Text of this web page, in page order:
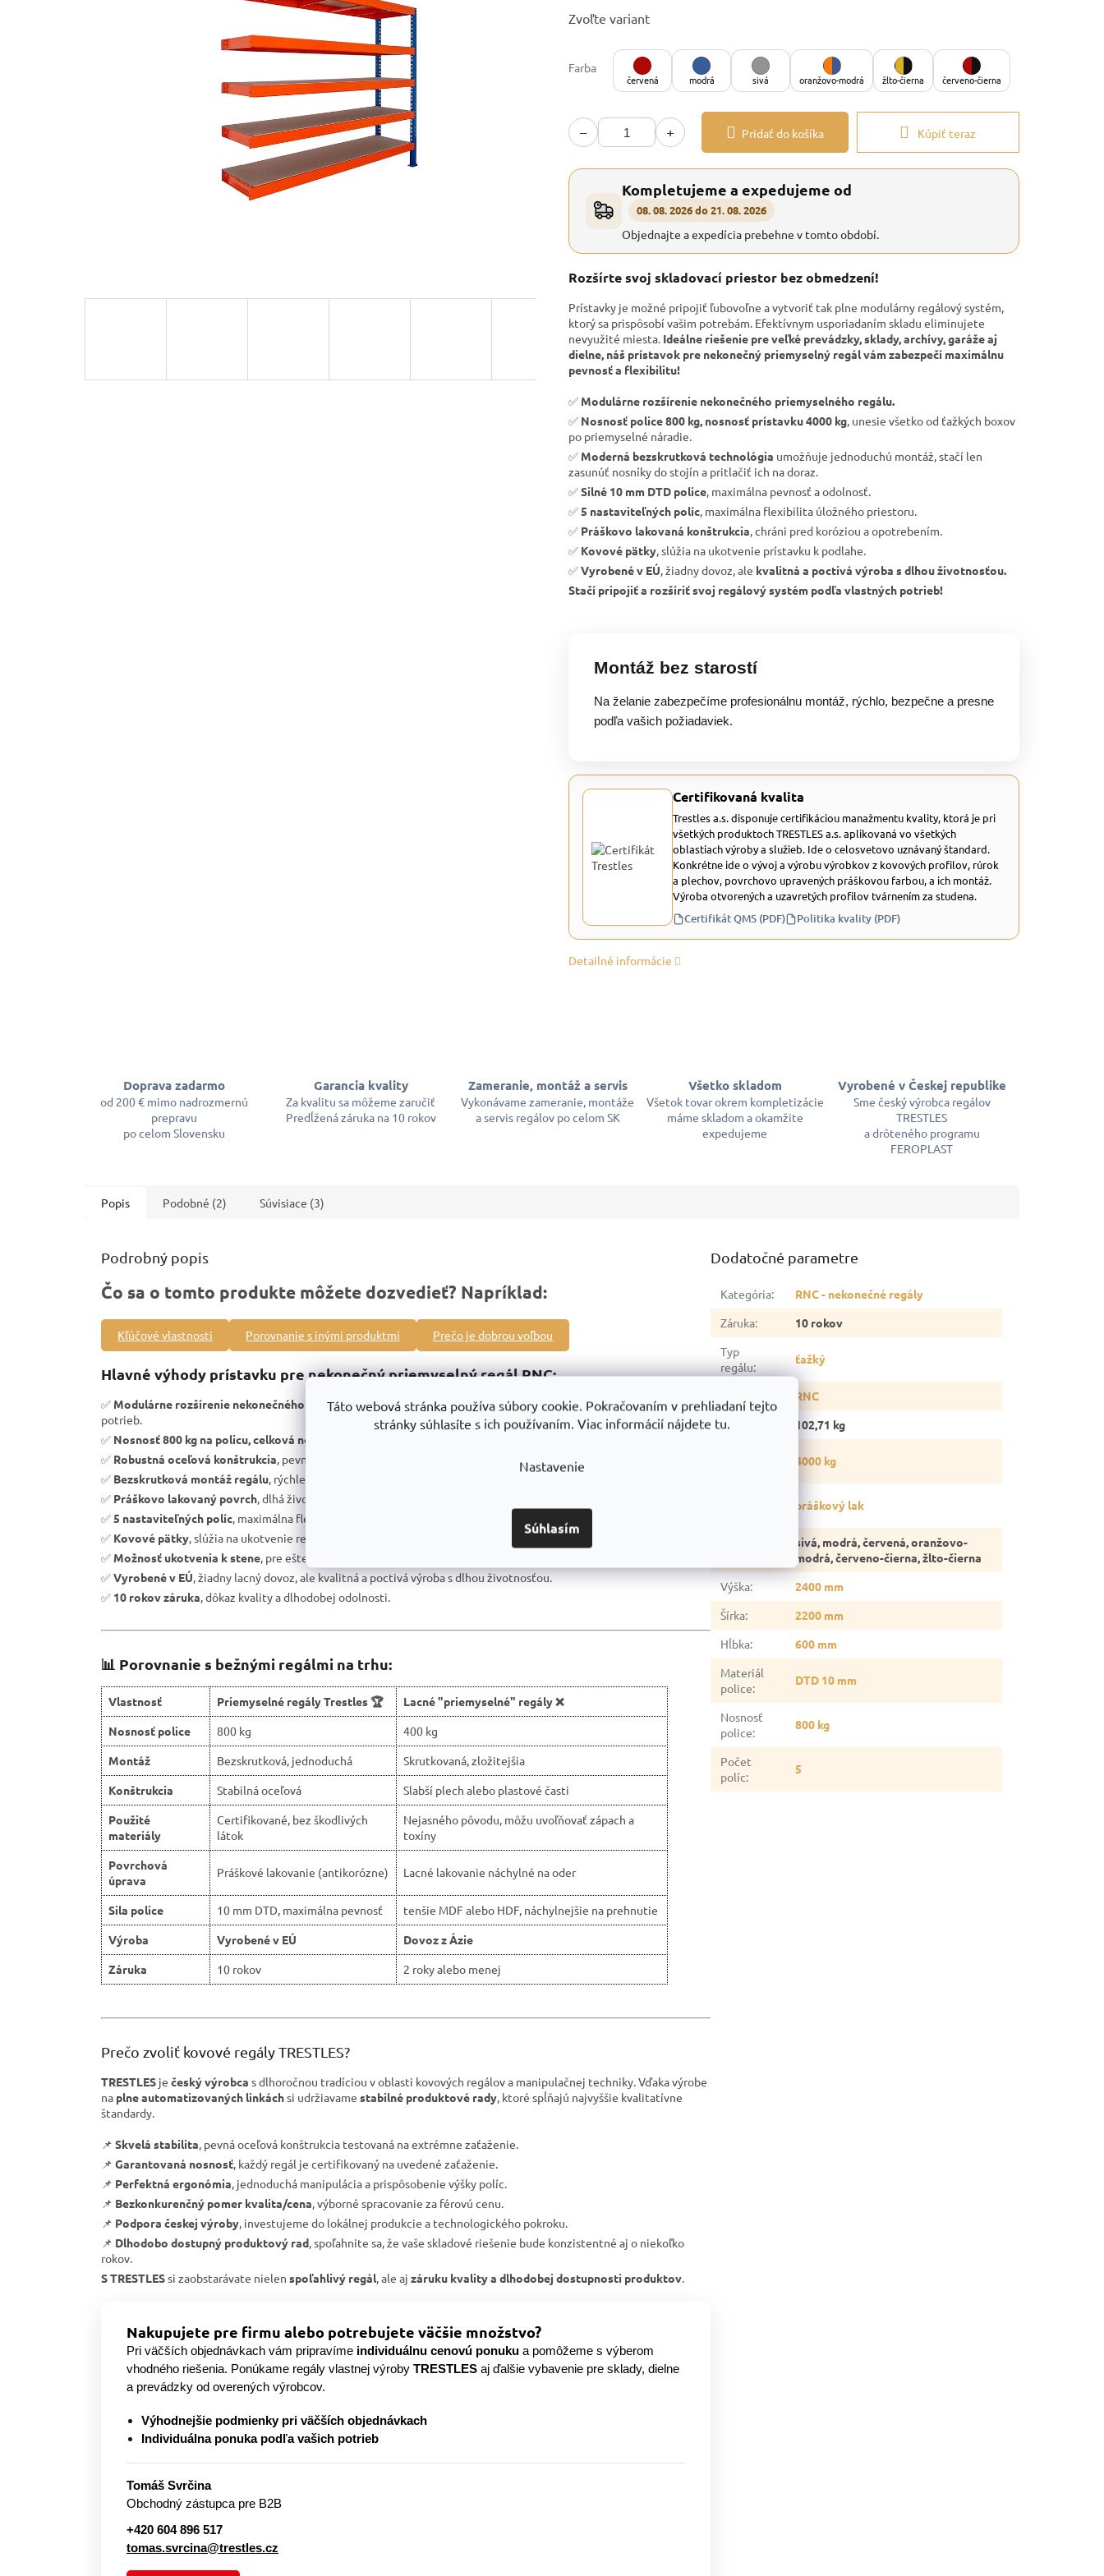
Táto webová stránka používa súbory cookie. Pokračovaním v prehliadaní tejto
stránky súhlasíte s ich používaním. Viac informácií nájdete tu.
Nastavenie
Súhlasím
cena:
Zvoľte variant
Farba
červená modrá sivá oranžovo-modrá žlto-čierna červeno-čierna
− + Pridať do košíka Kúpiť teraz
Kompletujeme a expedujeme od
08. 08. 2026 do 21. 08. 2026
Objednajte a expedícia prebehne v tomto období.
Rozšírte svoj skladovací priestor bez obmedzení!
Prístavky je možné pripojiť ľubovoľne a vytvoriť tak plne modulárny regálový systém,
ktorý sa prispôsobí vašim potrebám. Efektívnym usporiadaním skladu eliminujete
nevyužité miesta. Ideálne riešenie pre veľké prevádzky, sklady, archívy, garáže aj
dielne, náš prístavok pre nekonečný priemyselný regál vám zabezpečí maximálnu
pevnosť a flexibilitu!
✅ Modulárne rozšírenie nekonečného priemyselného regálu.
✅ Nosnosť police 800 kg, nosnosť prístavku 4000 kg, unesie všetko od ťažkých boxov
po priemyselné náradie.
✅ Moderná bezskrutková technológia umožňuje jednoduchú montáž, stačí len
zasunúť nosníky do stojín a pritlačiť ich na doraz.
✅Silné 10 mm DTD police, maximálna pevnosť a odolnosť.
✅5 nastaviteľných políc, maximálna flexibilita úložného priestoru.
✅ Práškovo lakovaná konštrukcia, chráni pred koróziou a opotrebením.
✅ Kovové pätky, slúžia na ukotvenie prístavku k podlahe.
✅Vyrobené v EÚ, žiadny dovoz, ale kvalitná a poctivá výroba s dlhou životnosťou.
Stačí pripojiť a rozšíriť svoj regálový systém podľa vlastných potrieb!
Montáž bez starostí
Na želanie zabezpečíme profesionálnu montáž, rýchlo, bezpečne a presne
podľa vašich požiadaviek.
Certifikovaná kvalita
Trestles a.s. disponuje certifikáciou manažmentu kvality, ktorá je pri
všetkých produktoch TRESTLES a.s. aplikovaná vo všetkých
oblastiach výroby a služieb. Ide o celosvetovo uznávaný štandard.
Konkrétne ide o vývoj a výrobu výrobkov z kovových profilov, rúrok
a plechov, povrchovo upravených práškovou farbou, a ich montáž.
Výroba otvorených a uzavretých profilov tvárnením za studena.
Certifikát QMS (PDF) Politika kvality (PDF)
Detailné informácie
Doprava zadarmo
od 200 € mimo nadrozmernú
prepravu
po celom Slovensku
Garancia kvality
Za kvalitu sa môžeme zaručiť
Predĺžená záruka na 10 rokov
Zameranie, montáž a servis
Vykonávame zameranie, montáže
a servis regálov po celom SK
Všetko skladom
Všetok tovar okrem kompletizácie
máme skladom a okamžite
expedujeme
Vyrobené v Českej republike
Sme český výrobca regálov
TRESTLES
a drôteného programu
FEROPLAST
Popis Podobné (2) Súvisiace (3)
Podrobný popis
Čo sa o tomto produkte môžete dozvedieť? Napríklad:
Kľúčové vlastnosti Porovnanie s inými produktmi Prečo je dobrou voľbou
Hlavné výhody prístavku pre nekonečný priemyselný regál RNC:
✅ Modulárne rozšírenie nekonečného priemyselného regálu, umožňuje zväčšenie regálovej zostavy podľa vašich
potrieb.
✅ Nosnosť 800 kg na policu, celková nosnosť 4000 kg
✅ Robustná oceľová konštrukcia, pevnosť a vysoká stabilita.
✅ Bezskrutková montáž regálu, rýchle zostavenie bez nutnosti použitia náradia.
✅ Práškovo lakovaný povrch, dlhá životnosť a ochrana proti korózii.
✅5 nastaviteľných políc, maximálna flexibilita úložného priestoru.
✅ Kovové pätky, slúžia na ukotvenie regálu k podlahe.
✅ Možnosť ukotvenia k stene, pre ešte väčšiu bezpečnosť.
✅Vyrobené v EÚ, žiadny lacný dovoz, ale kvalitná a poctivá výroba s dlhou životnosťou.
✅ 10 rokov záruka, dôkaz kvality a dlhodobej odolnosti.
📊 Porovnanie s bežnými regálmi na trhu:
Vlastnosť Priemyselné regály Trestles 🏆
Lacné "priemyselné" regály ❌
Nosnosť police
800 kg
400 kg
Montáž
Bezskrutková, jednoduchá
Skrutkovaná, zložitejšia
Konštrukcia
Stabilná oceľová
Slabší plech alebo plastové časti
Použité
materiály
Certifikované, bez škodlivých
látok
Nejasného pôvodu, môžu uvoľňovať zápach a
toxíny
Povrchová
úprava
Práškové lakovanie (antikorózne) Lacné lakovanie náchylné na oder
Sila police 10 mm DTD, maximálna pevnosť
tenšie MDF alebo HDF, náchylnejšie na prehnutie
Výroba
Vyrobené v EÚ
Dovoz z Ázie
Záruka
10 rokov 2 roky alebo menej
Prečo zvoliť kovové regály TRESTLES?
TRESTLES je český výrobca s dlhoročnou tradíciou v oblasti kovových regálov a manipulačnej techniky. Vďaka výrobe
na plne automatizovaných linkáchsi udržiavame stabilné produktové rady, ktoré spĺňajú najvyššie kvalitatívne
štandardy.
📌 Skvelá stabilita, pevná oceľová konštrukcia testovaná na extrémne zaťaženie.
📌 Garantovaná nosnosť, každý regál je certifikovaný na uvedené zaťaženie.
📌 Perfektná ergonómia, jednoduchá manipulácia a prispôsobenie výšky políc.
📌 Bezkonkurenčný pomer kvalita/cena, výborné spracovanie za férovú cenu.
📌 Podpora českej výroby, investujeme do lokálnej produkcie a technologického pokroku.
📌 Dlhodobo dostupný produktový rad, spoľahnite sa, že vaše skladové riešenie bude konzistentné aj o niekoľko
rokov.
S TRESTLESsi zaobstarávate nielen spoľahlivý regál, ale aj záruku kvality a dlhodobej dostupnosti produktov.
Nakupujete pre firmu alebo potrebujete väčšie množstvo?
Pri väčších objednávkach vám pripravíme individuálnu cenovú ponuku a pomôžeme s výberom
vhodného riešenia. Ponúkame regály vlastnej výroby TRESTLES aj ďalšie vybavenie pre sklady, dielne
a prevádzky od overených výrobcov.
Výhodnejšie podmienky pri väčších objednávkach
Individuálna ponuka podľa vašich potrieb
Tomáš Svrčina
Obchodný zástupca pre B2B
+420 604 896 517
tomas.svrcina@trestles.cz
Dodatočné parametre
Kategória:
RNC - nekonečné regály
Záruka:
10 rokov
Typ
regálu:
ťažký
RNC
Hmotnosť
102,71 kg
4000 kg
práškový lak
sivá, modrá, červená, oranžovo-
modrá, červeno-čierna, žlto-čierna
Výška:
2400 mm
Šírka:
2200 mm
Hĺbka:
600 mm
Materiál
police:
DTD 10 mm
Nosnosť
police:
800 kg
Počet
políc:
5